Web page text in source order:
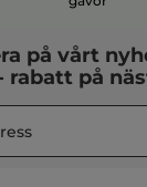
på vårt
rabatt på